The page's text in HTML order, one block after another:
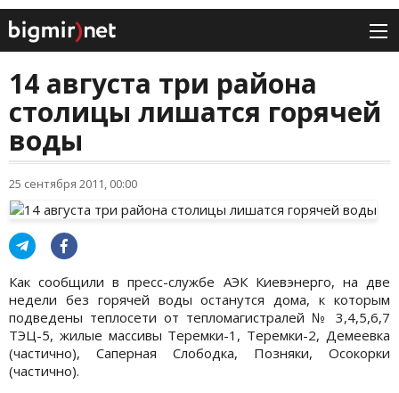
14 августа три района
столицы лишатся горячей
воды
25 сентября 2011, 00:00
Как сообщили в пресс-службе АЭК Киевэнерго, на две
недели без горячей воды останутся дома, к которым
подведены теплосети от тепломагистралей № 3,4,5,6,7
ТЭЦ-5, жилые массивы Теремки-1, Теремки-2, Демеевка
(частично), Саперная Слободка, Позняки, Осокорки
(частично).